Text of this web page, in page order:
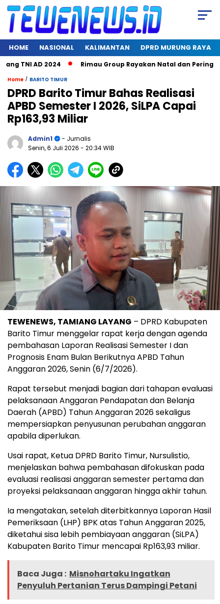
HOME NASIONAL KALIMANTAN DPRD MURUNG RAYA
TNI AD 2024 Rimau Group Rayakan Natal dan Peringati
Home / BARITO TIMUR
DPRD Barito Timur Bahas Realisasi
APBD Semester I 2026, SiLPA Capai
Rp163,93 Miliar
Admin1
- Jurnalis
Senin, 6 Juli 2026 - 20:34 WIB
TEWENEWS, TAMIANG LAYANG – DPRD Kabupaten
Barito Timur menggelar rapat kerja dengan agenda
pembahasan Laporan Realisasi Semester I dan
Prognosis Enam Bulan Berikutnya APBD Tahun
Anggaran 2026, Senin (6/7/2026).
Rapat tersebut menjadi bagian dari tahapan evaluasi
pelaksanaan Anggaran Pendapatan dan Belanja
Daerah (APBD) Tahun Anggaran 2026 sekaligus
mempersiapkan penyusunan perubahan anggaran
apabila diperlukan.
Usai rapat, Ketua DPRD Barito Timur, Nursulistio,
menjelaskan bahwa pembahasan difokuskan pada
evaluasi realisasi anggaran semester pertama dan
proyeksi pelaksanaan anggaran hingga akhir tahun.
Ia mengatakan, setelah diterbitkannya Laporan Hasil
Pemeriksaan (LHP) BPK atas Tahun Anggaran 2025,
diketahui sisa lebih pembiayaan anggaran (SiLPA)
Kabupaten Barito Timur mencapai Rp163,93 miliar.
Baca Juga : Misnohartaku Ingatkan
Penyuluh Pertanian Terus Dampingi Petani